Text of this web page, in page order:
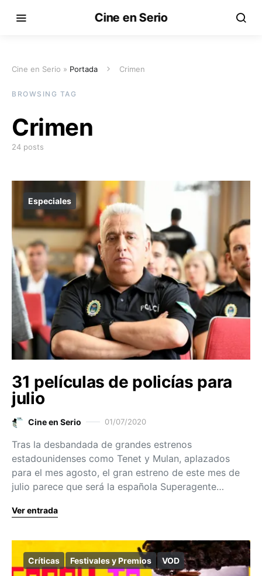
Cine en Serio
Cine en Serio » Portada Crimen
BROWSING TAG
Crimen
24 posts
Especiales
31 películas de policías para
julio
Cine en Serio 01/07/2020
Tras la desbandada de grandes estrenos
estadounidenses como Tenet y Mulan, aplazados
para el mes agosto, el gran estreno de este mes de
julio parece que será la española Superagente…
Ver entrada
Críticas Festivales y Premios VOD